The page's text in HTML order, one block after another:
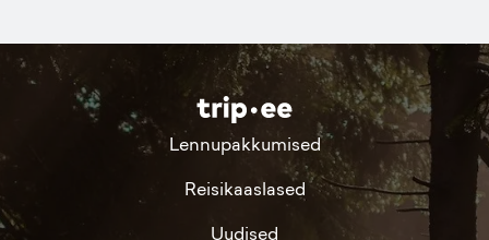
Lennupakkumised
Reisikaaslased
Uudised